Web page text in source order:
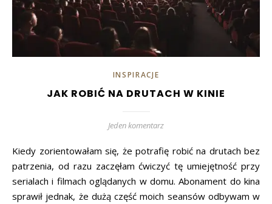
INSPIRACJE
JAK ROBIĆ NA DRUTACH W KINIE
Jeden komentarz
Kiedy zorientowałam się, że potrafię robić na drutach bez
patrzenia, od razu zaczęłam ćwiczyć tę umiejętność przy
serialach i filmach oglądanych w domu. Abonament do kina
sprawił jednak, że dużą część moich seansów odbywam w